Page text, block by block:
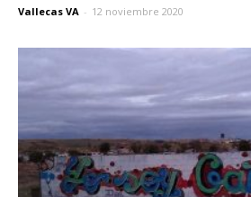
Vallecas VA - 12 noviembre 2020